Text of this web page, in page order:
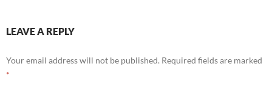
LEAVE A REPLY
Your email address will not be published. Required fields are marked
*